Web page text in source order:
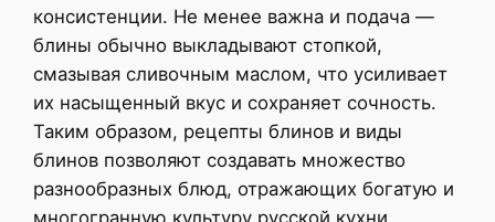
консистенции. Не менее важна и подача —
блины обычно выкладывают стопкой,
смазывая сливочным маслом, что усиливает
их насыщенный вкус и сохраняет сочность.
Таким образом, рецепты блинов и виды
блинов позволяют создавать множество
разнообразных блюд, отражающих богатую и
многогранную культуру русской кухни.